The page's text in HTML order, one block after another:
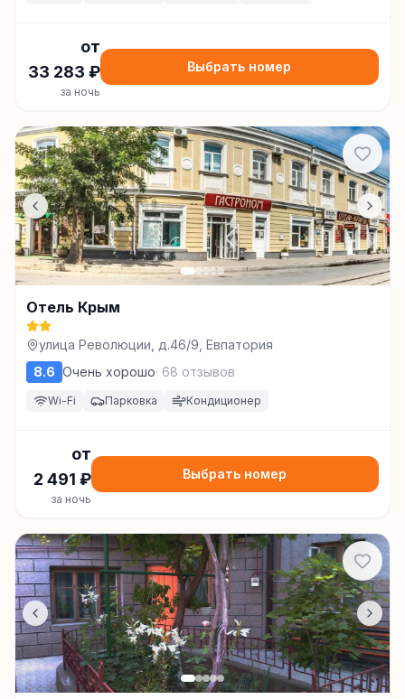
от
33 283 ₽
за ночь
Выбрать номер
Отель Крым
улица Революции, д.46/9, Евпатория
8.6 Очень хорошо· 68 отзывов
Wi-Fi Парковка Кондиционер
от
2 491 ₽
за ночь
Выбрать номер